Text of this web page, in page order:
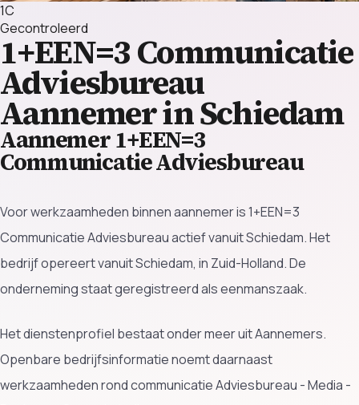
1C
Gecontroleerd
1+EEN=3 Communicatie
Adviesbureau
Aannemer in Schiedam
Aannemer 1+EEN=3
Communicatie Adviesbureau
Voor werkzaamheden binnen aannemer is 1+EEN=3
Communicatie Adviesbureau actief vanuit Schiedam. Het
bedrijf opereert vanuit Schiedam, in Zuid-Holland. De
onderneming staat geregistreerd als eenmanszaak.
Het dienstenprofiel bestaat onder meer uit Aannemers.
Openbare bedrijfsinformatie noemt daarnaast
werkzaamheden rond communicatie Adviesbureau - Media -